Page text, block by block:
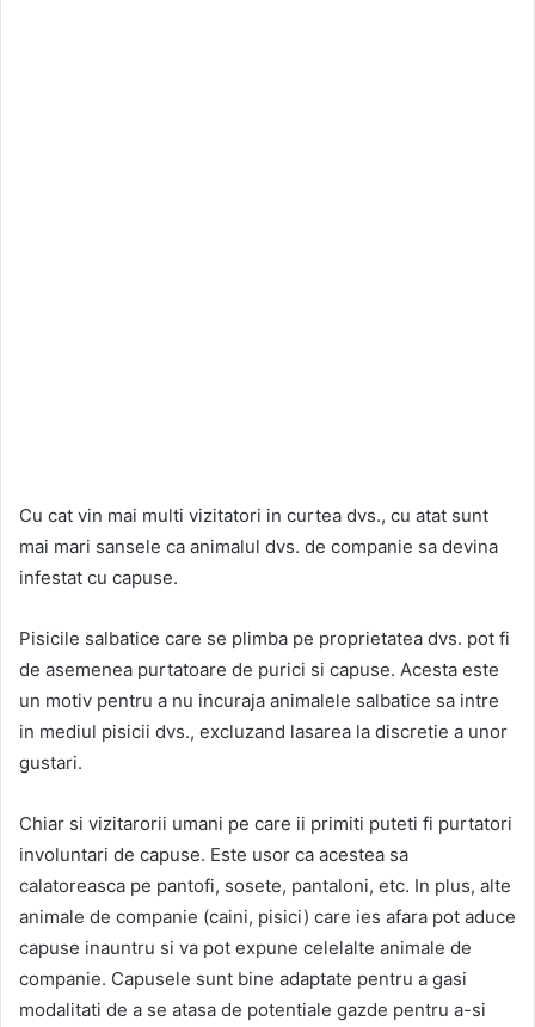
Cu cat vin mai multi vizitatori in curtea dvs., cu atat sunt
mai mari sansele ca animalul dvs. de companie sa devina
infestat cu capuse.
Pisicile salbatice care se plimba pe proprietatea dvs. pot fi
de asemenea purtatoare de purici si capuse. Acesta este
un motiv pentru a nu incuraja animalele salbatice sa intre
in mediul pisicii dvs., excluzand lasarea la discretie a unor
gustari.
Chiar si vizitarorii umani pe care ii primiti puteti fi purtatori
involuntari de capuse. Este usor ca acestea sa
calatoreasca pe pantofi, sosete, pantaloni, etc. In plus, alte
animale de companie (caini, pisici) care ies afara pot aduce
capuse inauntru si va pot expune celelalte animale de
companie. Capusele sunt bine adaptate pentru a gasi
modalitati de a se atasa de potentiale gazde pentru a-si